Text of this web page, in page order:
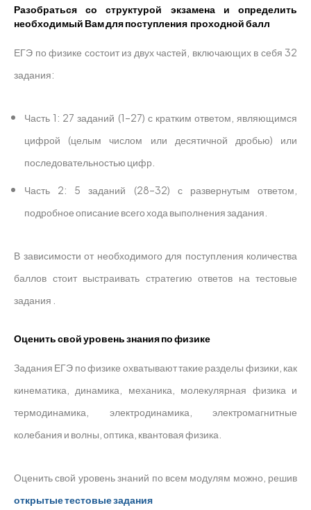
Разобраться со структурой экзамена и определить
необходимый Вам для поступления проходной балл
ЕГЭ по физике состоит из двух частей, включающих в себя 32
задания:
Часть 1: 27 заданий (1–27) с кратким ответом, являющимся
цифрой (целым числом или десятичной дробью) или
последовательностью цифр.
Часть 2: 5 заданий (28–32) с развернутым ответом,
подробное описание всего хода выполнения задания.
В зависимости от необходимого для поступления количества
баллов стоит выстраивать стратегию ответов на тестовые
задания .
Оценить свой уровень знания по физике
Задания ЕГЭ по физике охватывают такие разделы физики, как
кинематика, динамика, механика, молекулярная физика и
термодинамика, электродинамика, электромагнитные
колебания и волны, оптика, квантовая физика.
Оценить свой уровень знаний по всем модулям можно, решив
открытые тестовые задания